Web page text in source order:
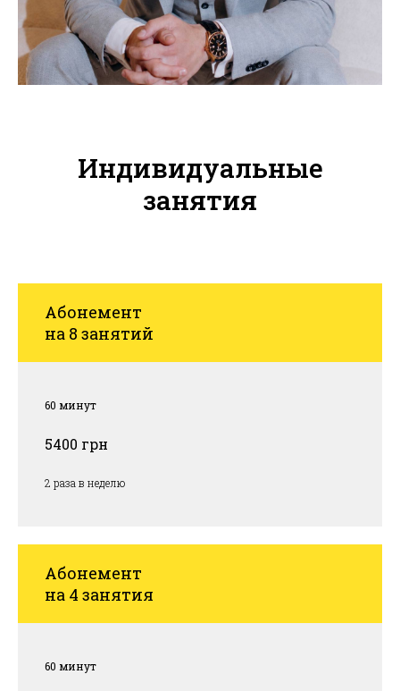
Индивидуальные
занятия
Абонемент
на 8 занятий
60 минут
5400 грн
2 раза в неделю
Абонемент
на 4 занятия
60 минут